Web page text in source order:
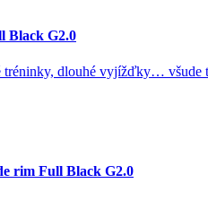
Black G2.0
tréninky, dlouhé vyjížďky…
rim Full Black G2.0